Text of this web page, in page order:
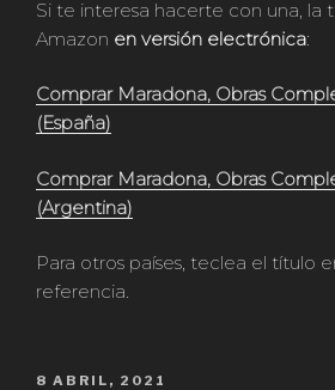
Si te interesa hacerte con una, la
Amazon en versión electrónica:
Comprar Maradona, Obras
(España)
Comprar Maradona, Obras
(Argentina)
Para otros países, teclea el título
referencia.
PUBLICADO
8 ABRIL, 2021